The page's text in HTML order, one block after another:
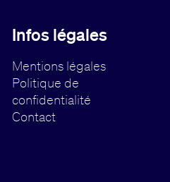
Infos légales
Mentions légales
Politique de
confidentialité
Contact